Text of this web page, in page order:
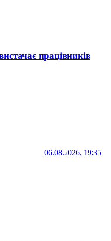
працівників
06.08.2026, 19:35